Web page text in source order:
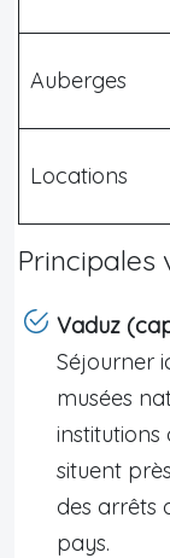
Auberges
Locations
Principales
Vaduz
Séjourner
musées
institutions
situent
des arrêts
pays.